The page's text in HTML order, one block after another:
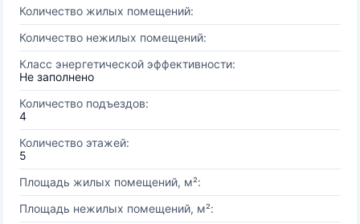
Количество жилых помещений:
Количество нежилых помещений:
Класс энергетической эффективности:
Не заполнено
Количество подъездов:
4
Количество этажей:
5
Площадь жилых помещений, м²:
Площадь нежилых помещений, м²: